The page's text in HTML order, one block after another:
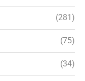
(281)
(75)
(34)